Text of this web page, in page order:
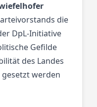
die
DpL-Initiative
Gefilde
des Landes
werden